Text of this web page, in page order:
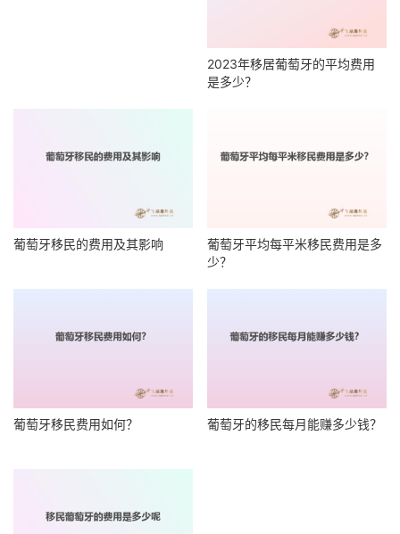
2023年移居葡萄牙的平均费用
是多少？
葡萄牙移民的费用及其影响
葡萄牙平均每平米移民费用是多
少？
葡萄牙移民费用如何？ 葡萄牙的移民每月能赚多少钱？